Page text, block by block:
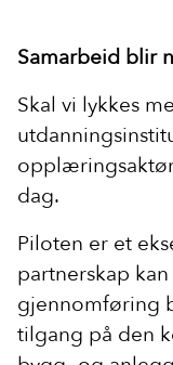
Samarbeid blir
Skal vi lykkes
dag.
Piloten er et
partnerskap
gjennomføring
tilgang på den